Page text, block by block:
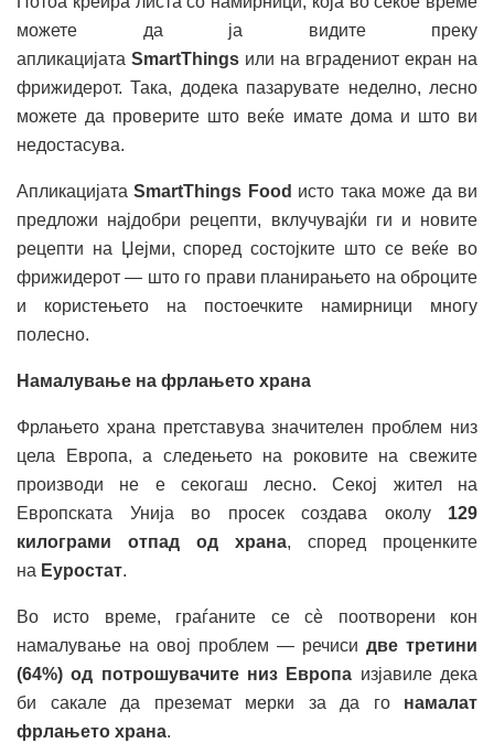
можете да ја видите преку
апликацијата SmartThings или на вградениот екран на
фрижидерот. Така, додека пазарувате неделно, лесно
можете да проверите што веќе имате дома и што ви
недостасува.
АпликацијатаSmartThings Food исто така може да ви
предложи најдобри рецепти, вклучувајќи ги и новите
рецепти на Џејми, според состојките што се веќе во
фрижидерот — што го прави планирањето на оброците
и користењето на постоечките намирници многу
полесно.
Намалување на фрлањето храна
Фрлањето храна претставува значителен проблем низ
цела Европа, а следењето на роковите на свежите
производи не е секогаш лесно. Секој жител на
Европската Унија во просек создава околу 129
килограми отпад од храна, според проценките
на Еуростат.
Во исто време, граѓаните се сè поотворени кон
намалување на овој проблем — речиси две третини
(64%) од потрошувачите низ Европа изјавиле дека
би сакале да преземат мерки за да го намалат
фрлањето храна.